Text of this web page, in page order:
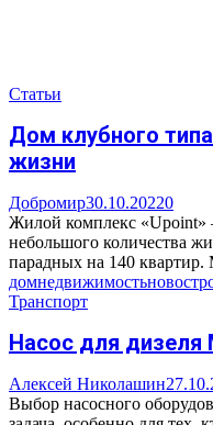
Статьи
Дом клубного
жизни
Добромир30.10.20220
Жилой комплекс «Upoint»
небольшого количества
парадных на 140 квартир.
домнедвижимость
Транспорт
Насос для дизеля
Алексей Николашин
Выбор насосного